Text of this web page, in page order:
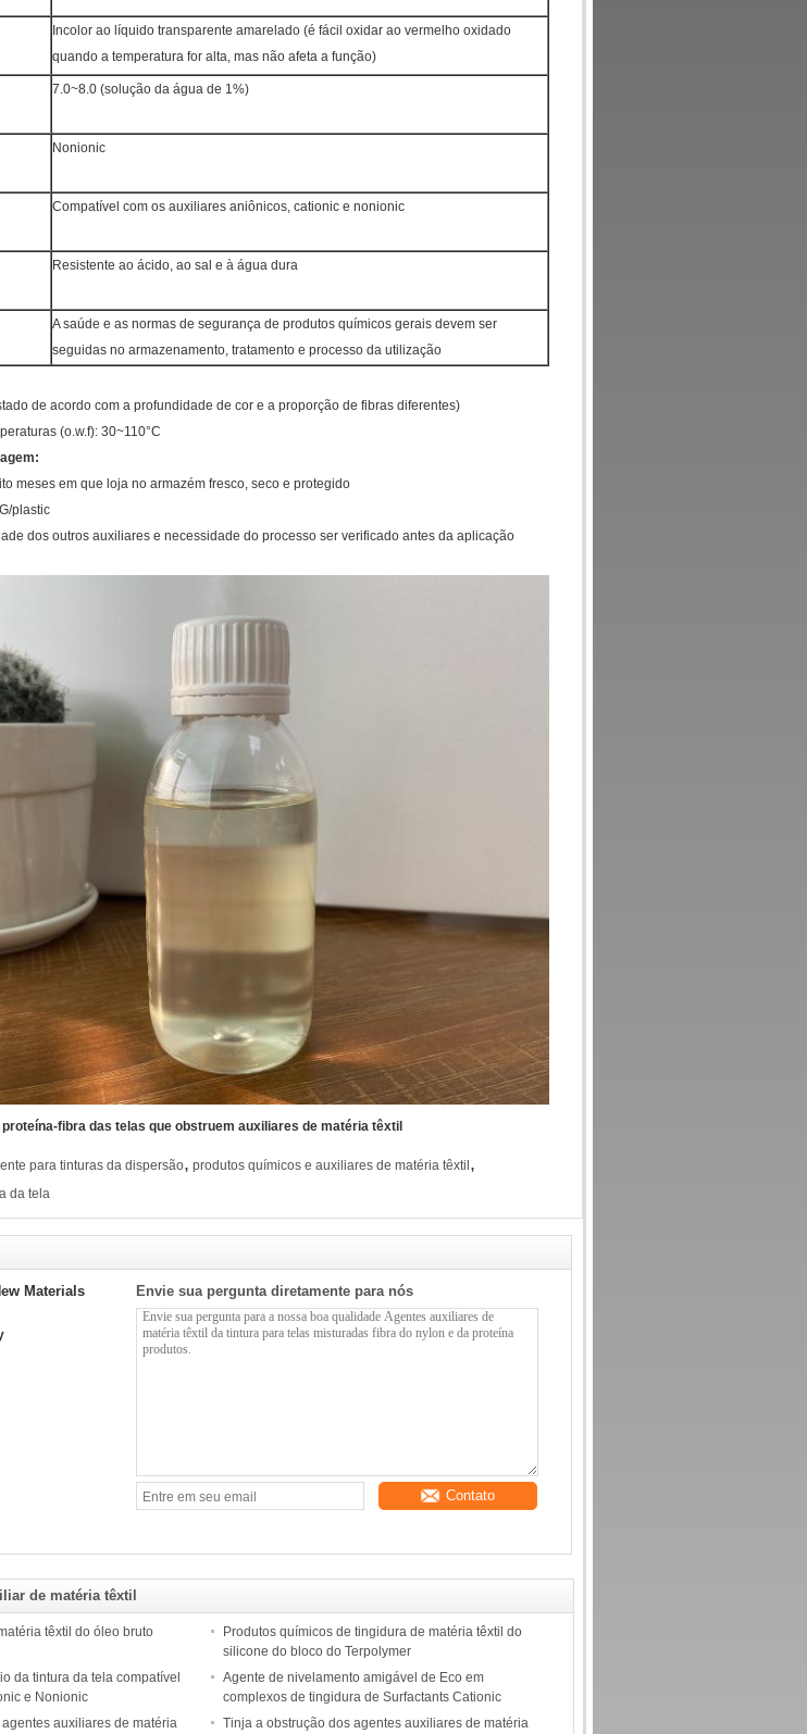
Incolor ao líquido transparente amarelado (é fácil oxidar ao vermelho oxidado
quando a temperatura for alta, mas não afeta a função)
7.0~8.0 (solução da água de 1%)
Nonionic
Compatível com os auxiliares aniônicos, cationic e nonionic
Resistente ao ácido, ao sal e à água dura
A saúde e as normas de segurança de produtos químicos gerais devem ser
seguidas no armazenamento, tratamento e processo da utilização
de acordo com a profundidade de cor e a proporção de fibras diferentes)
(o.w.f): 30~110°C
meses em que loja no armazém fresco, seco e protegido
plastic
dos outros auxiliares e necessidade do processo ser verificado antes da aplicação
fibra das telas que obstruem auxiliares de matéria têxtil
para tinturas da dispersão, produtos químicos e auxiliares de matéria têxtil ,
da tela
Materials
Envie sua pergunta diretamente para nós
Contato
de matéria têxtil
têxtil do óleo bruto
Produtos químicos de tingidura de matéria têxtil do
silicone do bloco do Terpolymer
da tintura da tela compatível
e Nonionic
Agente de nivelamento amigável de Eco em
complexos de tingidura de Surfactants Cationic
auxiliares de matéria
Tinja a obstrução dos agentes auxiliares de matéria